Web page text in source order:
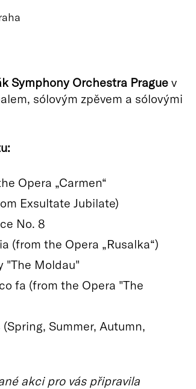
Symphony Orchestra Praguev
sólovým zpěvem a sólovými
Opera „Carmen“
Exsultate Jubilate)
No. 8
(from the Opera „Rusalka“)
"The Moldau"
fa (from the Opera "The
Summer, Autumn,
akci pro vás připravila